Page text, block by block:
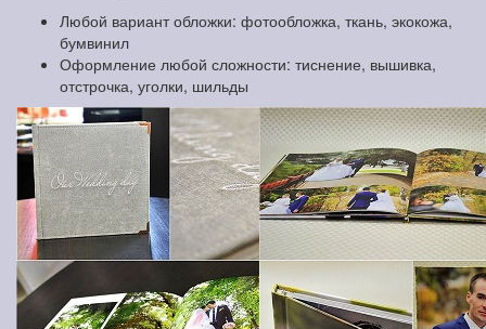
Любой вариант обложки: фотообложка, ткань, экокожа,
бумвинил
Оформление любой сложности: тиснение, вышивка,
отстрочка, уголки, шильды